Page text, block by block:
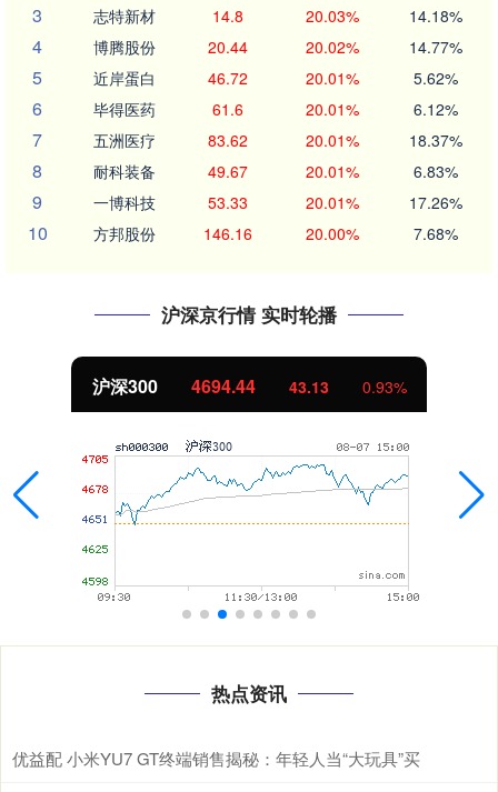
3 志特新材 14.8 20.03% 14.18%
4 博腾股份 20.44 20.02% 14.77%
5 近岸蛋白 46.72 20.01% 5.62%
6 毕得医药 61.6 20.01% 6.12%
7 五洲医疗 83.62 20.01% 18.37%
8 耐科装备 49.67 20.01% 6.83%
9 一博科技 53.33 20.01% 17.26%
10 方邦股份 146.16 20.00% 7.68%
沪深京行情 实时轮播
沪深300 4694.44 43.13 0.93%
热点资讯
优益配 小米YU7 GT终端销售揭秘：年轻人当“大玩具”买